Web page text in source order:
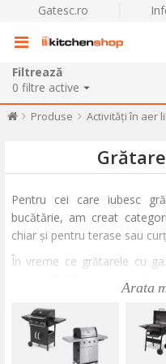
Gatesc.ro
Filtrează
0 filtre active
Produse Activități în aer
Pentru cei care iubesc
bucătărie, am creat
chiar și pentru terase sau
În vreme ce grătarele cu
pentru cei care nu au mult
este perfect și pentru
dar chiar și pentru cei
puțin din pasiune. Spre
Arata